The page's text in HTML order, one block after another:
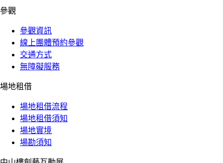
參觀
參觀資訊
線上團體預約參觀
交通方式
無障礙服務
場地租借
場地租借流程
場地租借須知
場地實境
場勘須知